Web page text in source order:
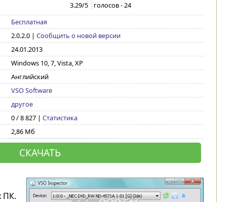
3.29/5 голосов -24
Бесплатная
2.0.2.0| Сообщить о новой версии
24.01.2013
Windows 10, 7, Vista, XP
Английский
VSO Software
другое
0 / 8 827 | Статистика
2,86 Мб
СКАЧАТЬ
ПК.